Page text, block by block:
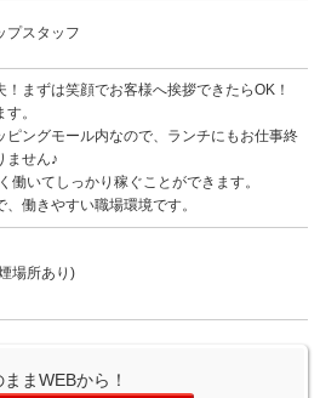
スタッフ
！まずは笑顔でお客様へ挨拶できたらOK！
。
ピングモール内なので、ランチにもお仕事終
ません♪
働いてしっかり稼ぐことができます。
、働きやすい職場環境です。
場所あり)
ままWEBから！